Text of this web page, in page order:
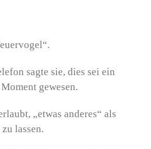
sagte sie, dies sei ein
gewesen.
„etwas anderes“ als
lassen.